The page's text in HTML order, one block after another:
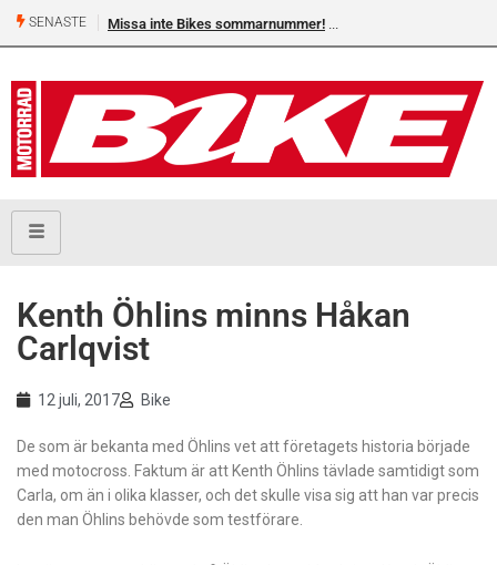
SENASTE Missa inte Bikes sommarnummer!
Kenth Öhlins minns Håkan
Carlqvist
12 juli, 2017 Bike
De som är bekanta med Öhlins vet att företagets historia började
med motocross. Faktum är att Kenth Öhlins tävlade samtidigt som
Carla, om än i olika klasser, och det skulle visa sig att han var precis
den man Öhlins behövde som testförare.